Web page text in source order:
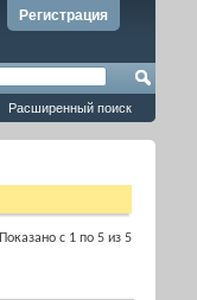
Регистрация
Расширенный поиск
Показано с 1 по 5 из 5